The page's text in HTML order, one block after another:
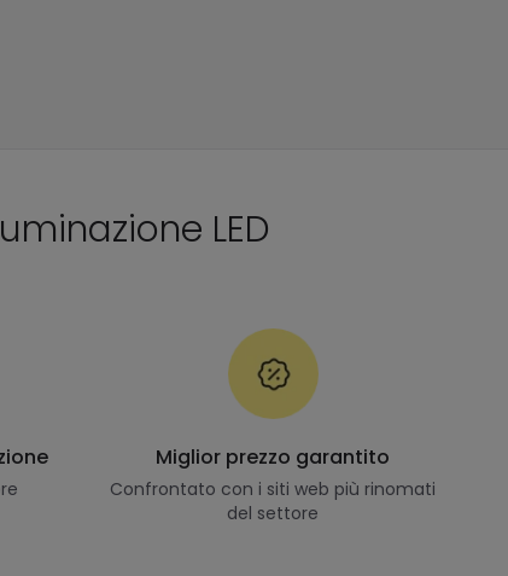
LED
Miglior prezzo garantito
Confrontato con i siti web più rinomati
del settore